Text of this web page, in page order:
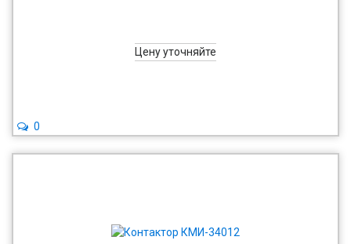
Цену уточняйте
0